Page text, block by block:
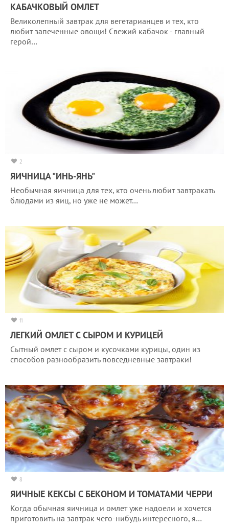
КАБАЧКОВЫЙ ОМЛЕТ
Великолепный завтрак для вегетарианцев и тех, кто
любит запеченные овощи! Свежий кабачок - главный
герой…
2
ЯИЧНИЦА "ИНЬ-ЯНЬ"
Необычная яичница для тех, кто очень любит завтракать
блюдами из яиц, но уже не может…
11
ЛЕГКИЙ ОМЛЕТ С СЫРОМ И КУРИЦЕЙ
Сытный омлет с сыром и кусочками курицы, один из
способов разнообразить повседневные завтраки!
8
ЯИЧНЫЕ КЕКСЫ С БЕКОНОМ И ТОМАТАМИ ЧЕРРИ
Когда обычная яичница и омлет уже надоели и хочется
приготовить на завтрак чего-нибудь интересного, я…